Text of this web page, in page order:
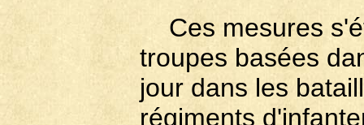
Ces mesures
troupes basées
jour dans les
régiments